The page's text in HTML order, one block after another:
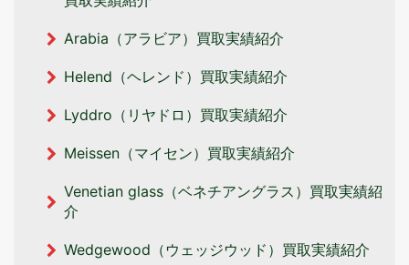
Arabia（アラビア）買取実績紹介
Helend（ヘレンド）買取実績紹介
Lyddro（リヤドロ）買取実績紹介
Meissen（マイセン）買取実績紹介
Venetian glass（ベネチアングラス）買取実績紹
介
Wedgewood（ウェッジウッド）買取実績紹介